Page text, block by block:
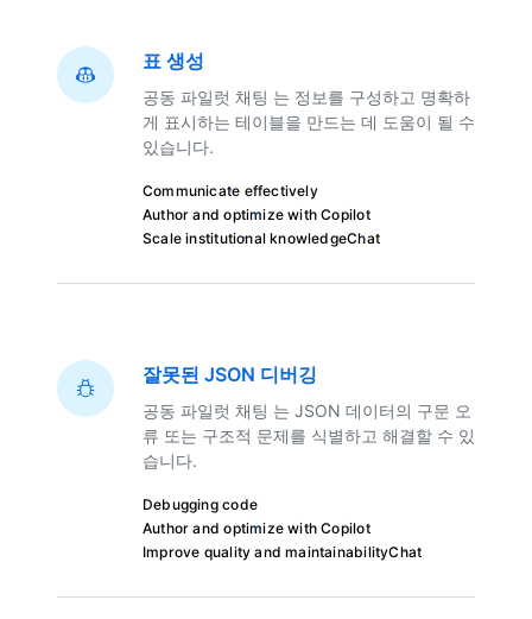
표 생성
공동 파일럿 채팅 는 정보를 구성하고 명확하
게 표시하는 테이블을 만드는 데 도움이 될 수
있습니다.
Communicate effectively
Author and optimize with Copilot
Scale institutional knowledgeChat
잘못된 JSON 디버깅
공동 파일럿 채팅 는 JSON 데이터의 구문 오
류 또는 구조적 문제를 식별하고 해결할 수 있
습니다.
Debugging code
Author and optimize with Copilot
Improve quality and maintainabilityChat